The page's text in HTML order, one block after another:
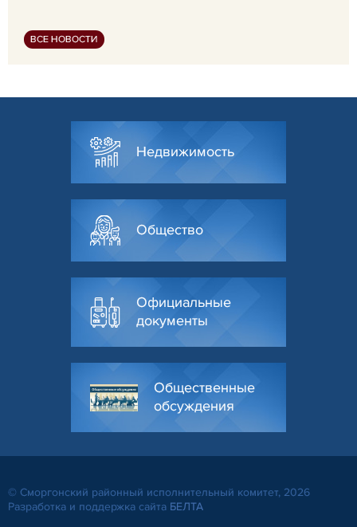
ВСЕ НОВОСТИ
Недвижимость
Общество
Официальные
документы
Общественные
обсуждения
© Сморгонский районный исполнительный комитет, 2026
Разработка и поддержка сайта БЕЛТА